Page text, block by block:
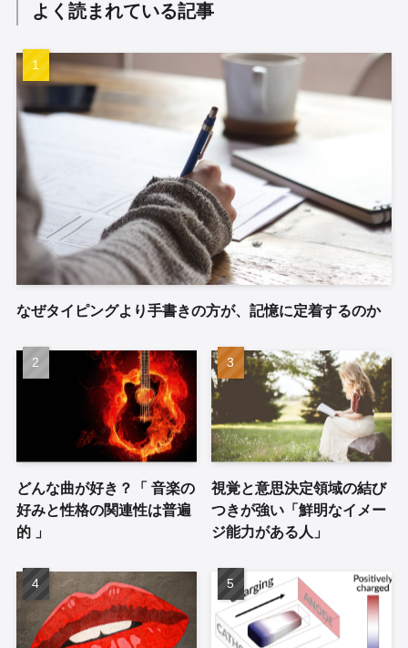
よく読まれている記事
なぜタイピングより手書きの方が、記憶に定着するのか
どんな曲が好き？「 音楽の
好みと性格の関連性は普遍
的 」
視覚と意思決定領域の結び
つきが強い「鮮明なイメー
ジ能力がある人」